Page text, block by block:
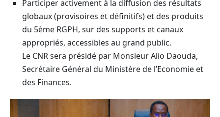
Participer activement à la diffusion des résultats
globaux (provisoires et définitifs) et des produits
du 5ème RGPH, sur des supports et canaux
appropriés, accessibles au grand public.
Le CNR sera présidé par Monsieur Alio Daouda,
Secrétaire Général du Ministère de l’Economie et
des Finances.